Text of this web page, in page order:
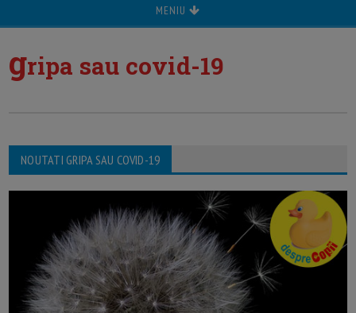
MENIU
gripa sau covid-19
NOUTATI GRIPA SAU COVID-19